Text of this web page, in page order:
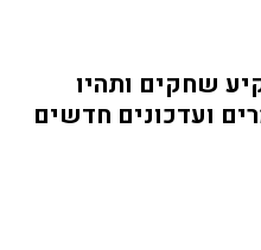
ותהיו
חדשים